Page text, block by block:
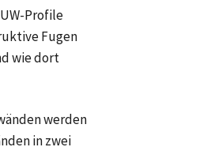
Profile
Fugen
wie dort
werden
in zwei